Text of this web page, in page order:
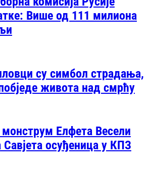
Више од 111 милиона
су симбол страдања,
живота над смрћу
Елфета Весели
Савјета осуђеница у КПЗ